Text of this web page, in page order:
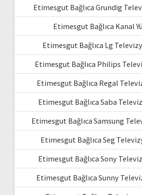
Etimesgut Bağlıca Grundig
Etimesgut Bağlıca Kanal
Etimesgut Bağlıca Lg
Etimesgut Bağlıca Philips
Etimesgut Bağlıca Regal
Etimesgut Bağlıca Saba
Etimesgut Bağlıca Samsung
Etimesgut Bağlıca Seg
Etimesgut Bağlıca Sony
Etimesgut Bağlıca Sunny